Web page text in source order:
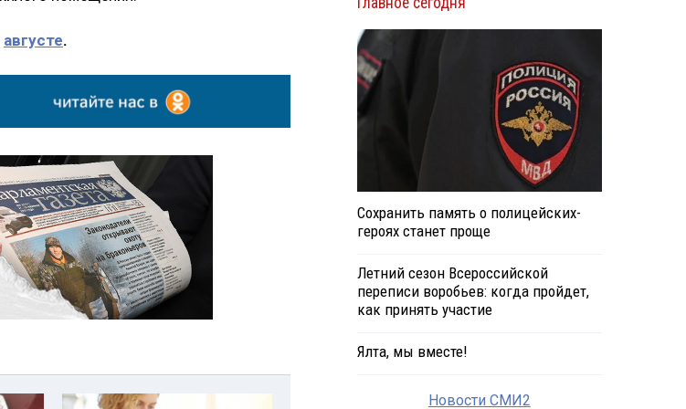
августе.
Сохранить память о полицейских-
героях станет проще
Летний сезон Всероссийской
переписи воробьев: когда пройдет,
как принять участие
Ялта, мы вместе!
Новости СМИ2